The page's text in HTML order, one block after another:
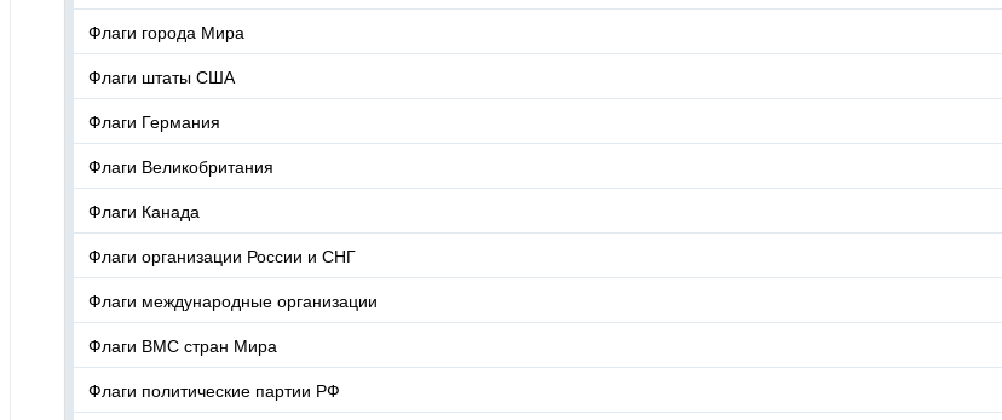
Флаги города Мира
Флаги штаты США
Флаги Германия
Флаги Великобритания
Флаги Канада
Флаги организации России и СНГ
Флаги международные организации
Флаги ВМС стран Мира
Флаги политические партии РФ